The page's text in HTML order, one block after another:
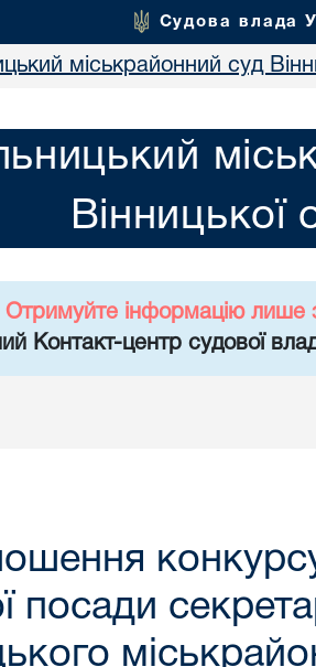
Судова влада
міськрайонний суд
Вінницької
Отримуйте інформацію лише
Контакт-центр судової
посади